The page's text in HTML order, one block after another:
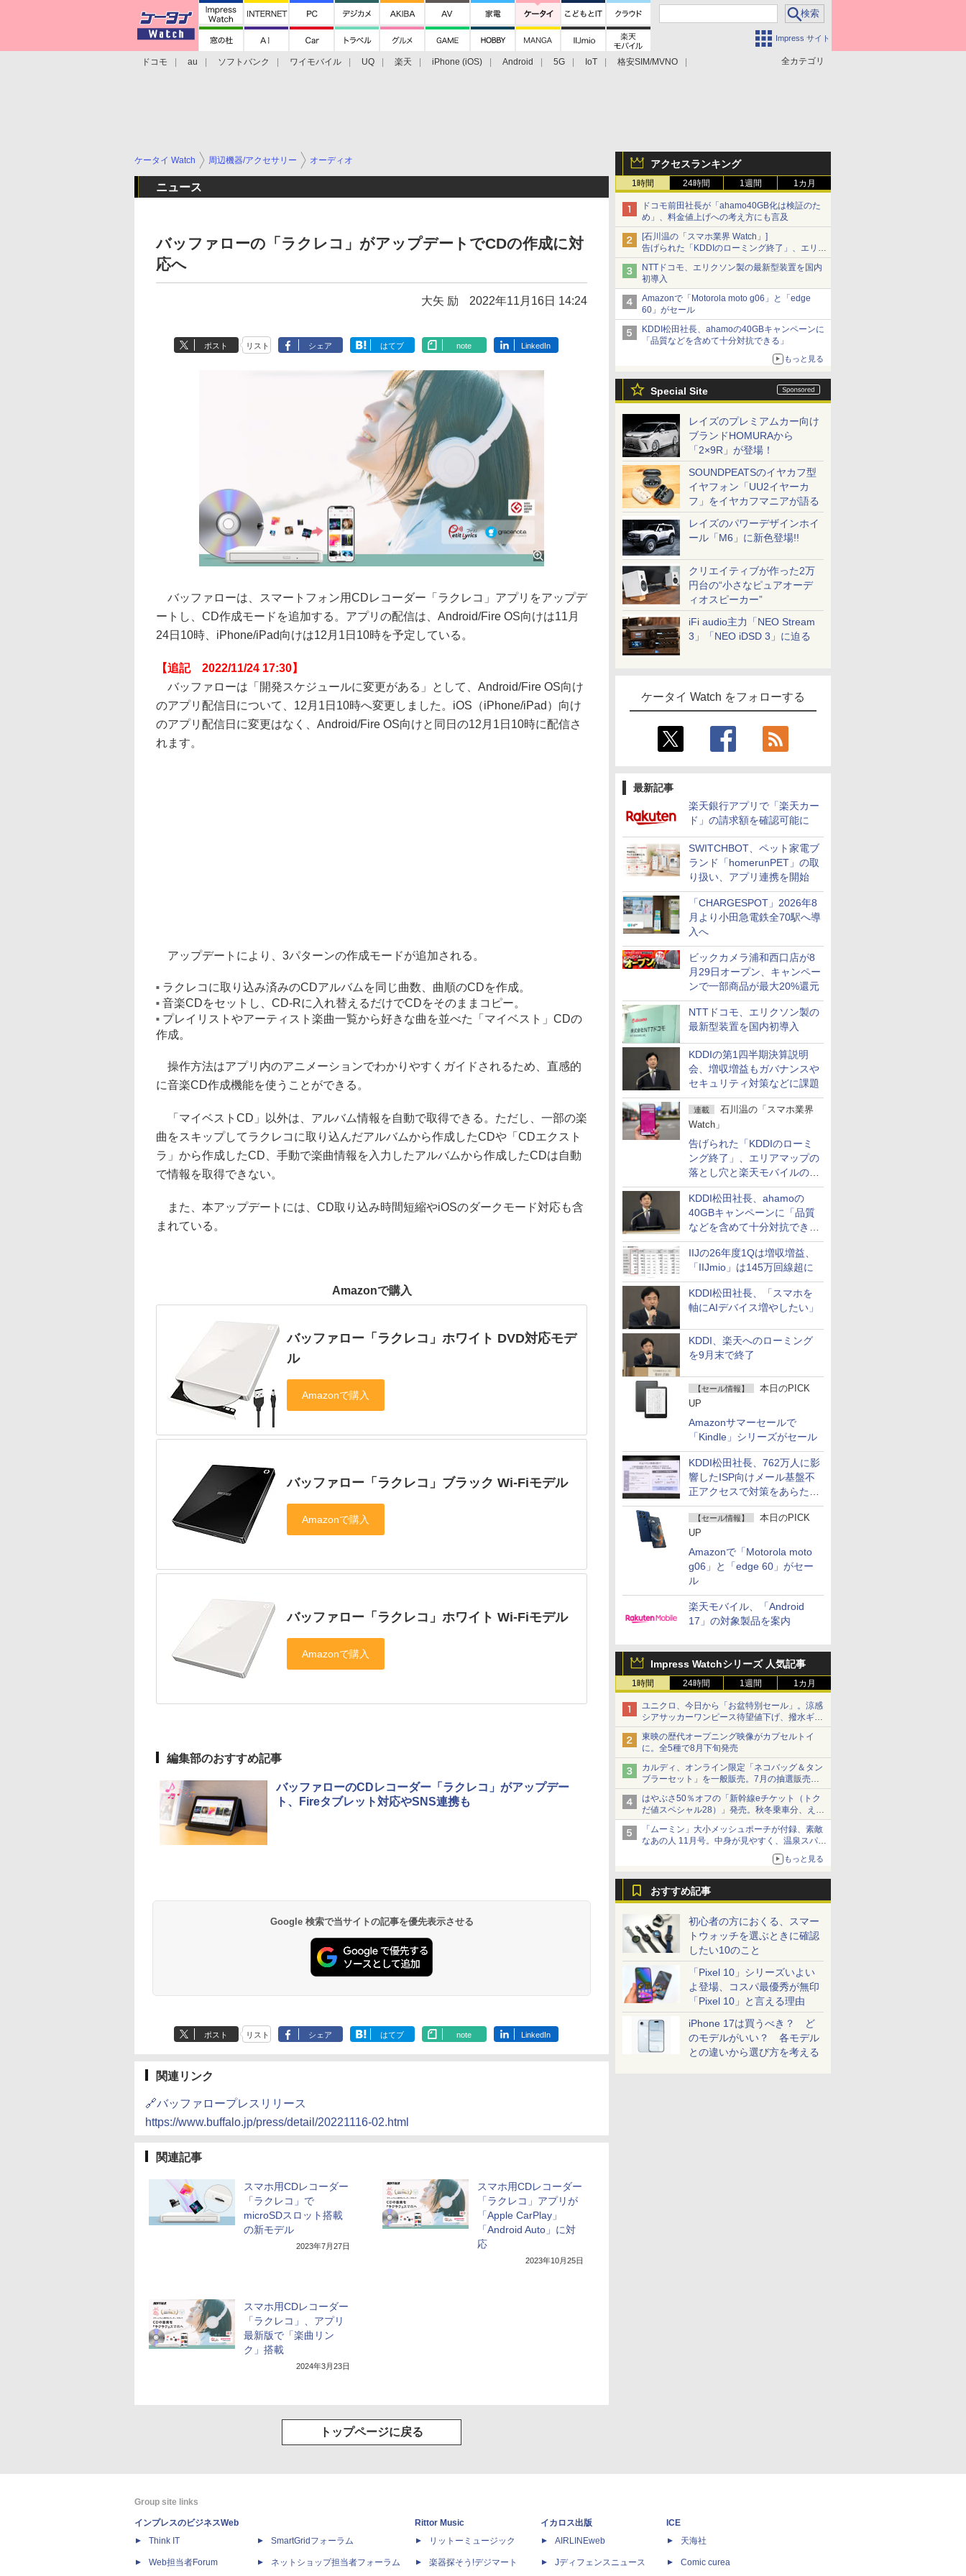
Impress サイト
全カテゴリ
ドコモ au ソフトバンク ワイモバイル UQ 楽天 iPhone (iOS) Android 5G IoT
格安SIM/MVNO
アクセスランキング
1時間 24時間 1週間 1カ月
ドコモ前田社長が「ahamo40GB化は検証のた
め」、料金値上げへの考え方にも言及
[石川温の「スマホ業界 Watch」]
告げられた「KDDIのローミング終了」、エリア
マップの落とし穴と楽天モバイルの課題
NTTドコモ、エリクソン製の最新型装置を国内
初導入
Amazonで「Motorola moto g06」と「edge
60」がセール
KDDI松田社長、ahamoの40GBキャンペーンに
「品質などを含めて十分対抗できる」
もっと見る
Special Site
レイズのプレミアムカー向け
ブランドHOMURAから
「2×9R」が登場！
SOUNDPEATSのイヤカフ型
イヤフォン「UU2イヤーカ
フ」をイヤカフマニアが語る
レイズのパワーデザインホイ
ール「M6」に新色登場!!
クリエイティブが作った2万
円台の“小さなピュアオーデ
ィオスピーカー”
iFi audio主力「NEO Stream
3」「NEO iDSD 3」に迫る
ケータイ Watch をフォローする
最新記事
楽天銀行アプリで「楽天カー
ド」の請求額を確認可能に
SWITCHBOT、ペット家電ブ
ランド「homerunPET」の取
り扱い、アプリ連携を開始
「CHARGESPOT」2026年8
月より小田急電鉄全70駅へ導
入へ
ビックカメラ浦和西口店が8
月29日オープン、キャンペー
ンで一部商品が最大20%還元
NTTドコモ、エリクソン製の
最新型装置を国内初導入
KDDIの第1四半期決算説明
会、増収増益もガバナンスや
セキュリティ対策などに課題
連載
石川温の「スマホ業界
Watch」
告げられた「KDDIのローミ
ング終了」、エリアマップの
落とし穴と楽天モバイルの課
題
KDDI松田社長、ahamoの
40GBキャンペーンに「品質
などを含めて十分対抗でき
る」
IIJの26年度1Qは増収増益、
「IIJmio」は145万回線超に
KDDI松田社長、「スマホを
軸にAIデバイス増やしたい」
KDDI、楽天へのローミング
を9月末で終了
【セール情報】
本日のPICK
UP
Amazonサマーセールで
「Kindle」シリーズがセール
KDDI松田社長、762万人に影
響したISP向けメール基盤不
正アクセスで対策をあらため
て説明
【セール情報】
本日のPICK
UP
Amazonで「Motorola moto
g06」と「edge 60」がセー
ル
楽天モバイル、「Android
17」の対象製品を案内
Impress Watchシリーズ 人気記事
1時間 24時間 1週間 1カ月
ユニクロ、今日から「お盆特別セール」。涼感
シアサッカーワンピース待望値下げ、撥水ギア
ショーツは1990円に
東映の歴代オープニング映像がカプセルトイ
に。全5種で8月下旬発売
カルディ、オンライン限定「ネコバッグ＆タン
ブラーセット」を一般販売。7月の抽選販売の
当選無効分
はやぶさ50％オフの「新幹線eチケット（トク
だ値スペシャル28）」発売。秋冬乗車分、えき
ねっと限定
「ムーミン」大小メッシュポーチが付録、素敵
なあの人 11月号。中身が見やすく、温泉スパに
もっと見る
おすすめ記事
初心者の方におくる、スマー
トウォッチを選ぶときに確認
したい10のこと
「Pixel 10」シリーズいよい
よ登場、コスパ最優秀が無印
「Pixel 10」と言える理由
iPhone 17は買うべき？ ど
のモデルがいい？ 各モデル
との違いから選び方を考える
ケータイ Watch 周辺機器/アクセサリー オーディオ
ニュース
バッファローの「ラクレコ」がアップデートでCDの作成に対
応へ
大矢 励 2022年11月16日 14:24
ポスト リスト シェア はてブ note LinkedIn
バッファローは、スマートフォン用CDレコーダー「ラクレコ」アプリをアップデ
ートし、CD作成モードを追加する。アプリの配信は、Android/Fire OS向けは11月
24日10時、iPhone/iPad向けは12月1日10時を予定している。
【追記 2022/11/24 17:30】
バッファローは「開発スケジュールに変更がある」として、Android/Fire OS向け
のアプリ配信日について、12月1日10時へ変更しました。iOS（iPhone/iPad）向け
のアプリ配信日に変更はなく、Android/Fire OS向けと同日の12月1日10時に配信さ
れます。
アップデートにより、3パターンの作成モードが追加される。
ラクレコに取り込み済みのCDアルバムを同じ曲数、曲順のCDを作成。
音楽CDをセットし、CD-Rに入れ替えるだけでCDをそのままコピー。
プレイリストやアーティスト楽曲一覧から好きな曲を並べた「マイベスト」CDの
作成。
操作方法はアプリ内のアニメーションでわかりやすくガイドされるため、直感的
に音楽CD作成機能を使うことができる。
「マイベストCD」以外は、アルバム情報を自動で取得できる。ただし、一部の楽
曲をスキップしてラクレコに取り込んだアルバムから作成したCDや「CDエクスト
ラ」から作成したCD、手動で楽曲情報を入力したアルバムから作成したCDは自動
で情報を取得できない。
また、本アップデートには、CD取り込み時間短縮やiOSのダークモード対応も含
まれている。
Amazonで購入
バッファロー「ラクレコ」ホワイト DVD対応モデ
ル
バッファロー「ラクレコ」ブラック Wi-Fiモデル
バッファロー「ラクレコ」ホワイト Wi-Fiモデル
編集部のおすすめ記事
バッファローのCDレコーダー「ラクレコ」がアップデー
ト、Fireタブレット対応やSNS連携も
Google 検索で当サイトの記事を優先表示させる
ポスト リスト シェア はてブ note LinkedIn
関連リンク
🔗バッファロープレスリリース
https://www.buffalo.jp/press/detail/20221116-02.html
関連記事
スマホ用CDレコーダー
「ラクレコ」で
microSDスロット搭載
の新モデル
2023年7月27日
スマホ用CDレコーダー
「ラクレコ」アプリが
「Apple CarPlay」
「Android Auto」に対
応
2023年10月25日
スマホ用CDレコーダー
「ラクレコ」、アプリ
最新版で「楽曲リン
ク」搭載
2024年3月23日
トップページに戻る
Group site links
インプレスのビジネスWeb
Think IT
Web担当者Forum
SmartGridフォーラム
ネットショップ担当者フォーラム
Rittor Music
リットーミュージック
楽器探そう!デジマート
イカロス出版
AIRLINEweb
Jディフェンスニュース
ICE
天海社
Comic curea